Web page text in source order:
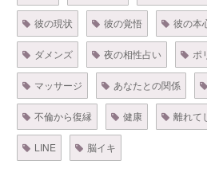
彼の現状 彼の覚悟 彼の本
ダメンズ 夜の相性占い ポ
マッサージ あなたとの関係
不倫から復縁 健康 離れて
LINE 脳イキ